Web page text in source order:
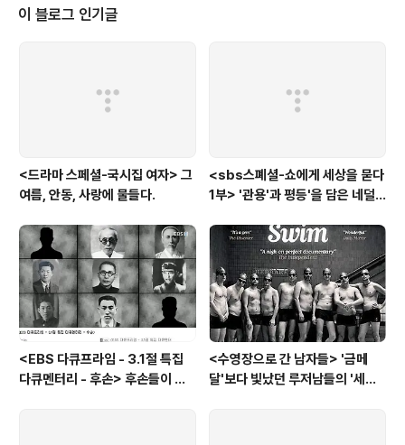
온 '나의 문화 유산 답사기' 일본편과, 책은 서로 '누이 좋고 매부 좋은 셈이다. 하
지만, 책이 아닌, sbs스페셜만의 장점은 또 있다. 책에서도 유홍..
이 블로그 인기글
<드라마 스페셜-국시집 여자> 그
여름, 안동, 사랑에 물들다.
<sbs스폐셜-쇼에게 세상을 묻다
1부> '관용'과 평등'을 담은 네덜
<EBS 다큐프라임 - 3.1절 특집
다큐멘터리 - 후손> 후손들이 말
<수영장으로 간 남자들> '금메
달'보다 빛났던 루저남들의 '세라